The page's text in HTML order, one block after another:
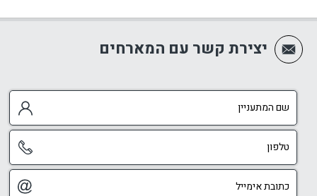
יצירת קשר עם המארחים